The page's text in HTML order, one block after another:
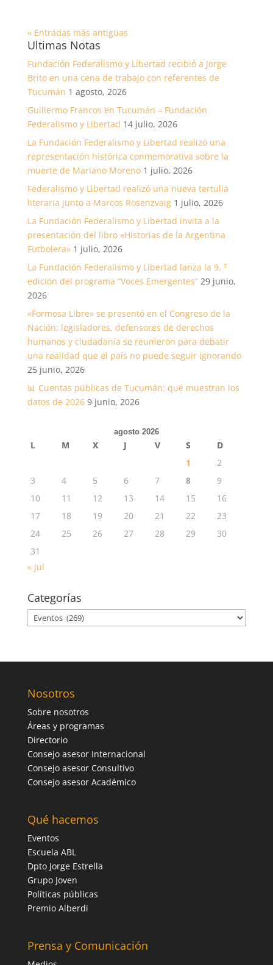
« Entradas más antiguas
Ultimas Notas
Fundación Federalismo y Libertad recibió a Jorge
Brito en una cena de trabajo con referentes de
Tucumán 1 agosto, 2026
Guillermo Francos en Tucumán – Fundación
Federalismo y Libertad 14 julio, 2026
La Fundación Federalismo y Libertad realizó una
representación histórica conmemorativa sobre la
muerte de Mariano Moreno 1 julio, 2026
Federalismo y Libertad realizó una nueva tertulia
literaria junto a Marcos Rosenzvaig 1 julio, 2026
La Fundación Federalismo y Libertad invita a la
presentación del libro «Historias de la Argentina
Futbolera» 1 julio, 2026
La Fundación Federalismo y Libertad lanza la 9. ª
edición del programa “Voces Emergentes” 29 junio,
2026
«Formosa Libre» se presentó en el Congreso de la
Nación: legisladores, defensores de derechos
humanos y ciudadanía se reunieron para debatir
una realidad que el país no puede seguir ignorando
25 junio, 2026
📊 Cuentas públicas de Tucumán: qué muestran los
datos de 2026 9 junio, 2026
agosto 2026
L M X J V S
D
1
2
3
4 5 6 7 8
9
10
11 12 13 14 15
16
17
18 19 20 21 22
23
24
25 26 27 28 29
30
31
« Jul
Categorías
Categorías
Nosotros
Sobre nosotros
Áreas y programas
Directorio
Consejo asesor Internacional
Consejo asesor Consultivo
Consejo asesor Académico
Qué hacemos
Eventos
Escuela ABL
Dpto Jorge Estrella
Grupo Joven
Políticas públicas
Premio Alberdi
Prensa y Comunicación